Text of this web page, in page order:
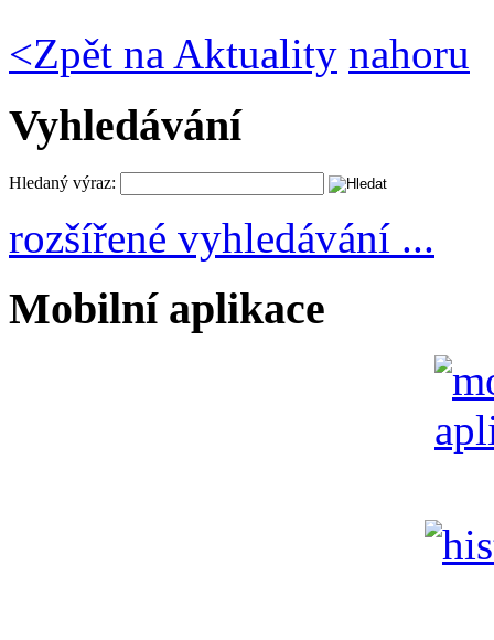
<Zpět na Aktuality nahoru
Vyhledávání
Hledaný výraz:
rozšířené vyhledávání ...
Mobilní aplikace